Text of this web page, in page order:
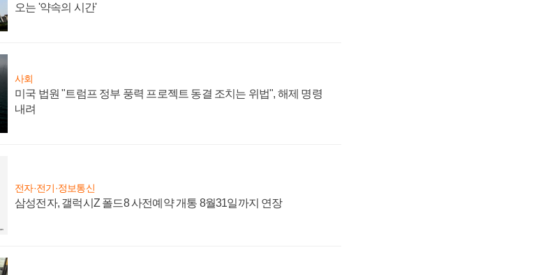
오는 '약속의 시간'
사회
미국 법원 "트럼프 정부 풍력 프로젝트 동결 조치는 위법", 해제 명령
내려
전자·전기·정보통신
삼성전자, 갤럭시Z 폴드8 사전예약 개통 8월31일까지 연장